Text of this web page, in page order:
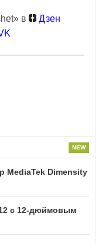
в
Дзен
MediaTek Dimensity
с 12-дюймовым